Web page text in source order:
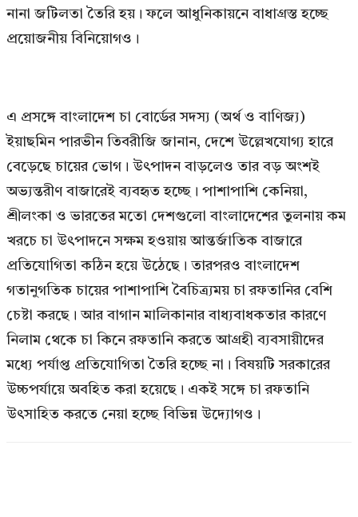
নানা জটিলতা তৈরি হয়। ফলে আধুনিকায়নে বাধাগ্রস্ত হচ্ছে
প্রয়োজনীয় বিনিয়োগও।
এ প্রসঙ্গে বাংলাদেশ চা বোর্ডের সদস্য (অর্থ ও বাণিজ্য)
ইয়াছমিন পারভীন তিবরীজি জানান, দেশে উল্লেখযোগ্য হারে
বেড়েছে চায়ের ভোগ। উৎপাদন বাড়লেও তার বড় অংশই
অভ্যন্তরীণ বাজারেই ব্যবহৃত হচ্ছে। পাশাপাশি কেনিয়া,
শ্রীলংকা ও ভারতের মতো দেশগুলো বাংলাদেশের তুলনায় কম
খরচে চা উৎপাদনে সক্ষম হওয়ায় আন্তর্জাতিক বাজারে
প্রতিযোগিতা কঠিন হয়ে উঠেছে। তারপরও বাংলাদেশ
গতানুগতিক চায়ের পাশাপাশি বৈচিত্র্যময় চা রফতানির বেশি
চেষ্টা করছে। আর বাগান মালিকানার বাধ্যবাধকতার কারণে
নিলাম থেকে চা কিনে রফতানি করতে আগ্রহী ব্যবসায়ীদের
মধ্যে পর্যাপ্ত প্রতিযোগিতা তৈরি হচ্ছে না। বিষয়টি সরকারের
উচ্চপর্যায়ে অবহিত করা হয়েছে। একই সঙ্গে চা রফতানি
উৎসাহিত করতে নেয়া হচ্ছে বিভিন্ন উদ্যোগও।